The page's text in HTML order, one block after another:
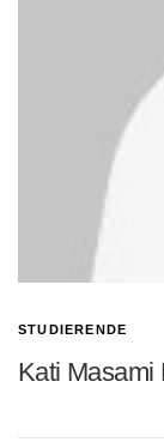
STUDIERENDE
Kati Masami